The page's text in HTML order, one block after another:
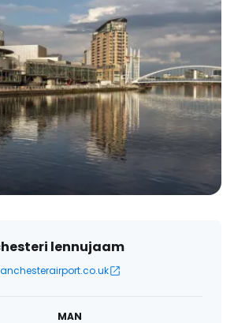
lennujaam
MAN